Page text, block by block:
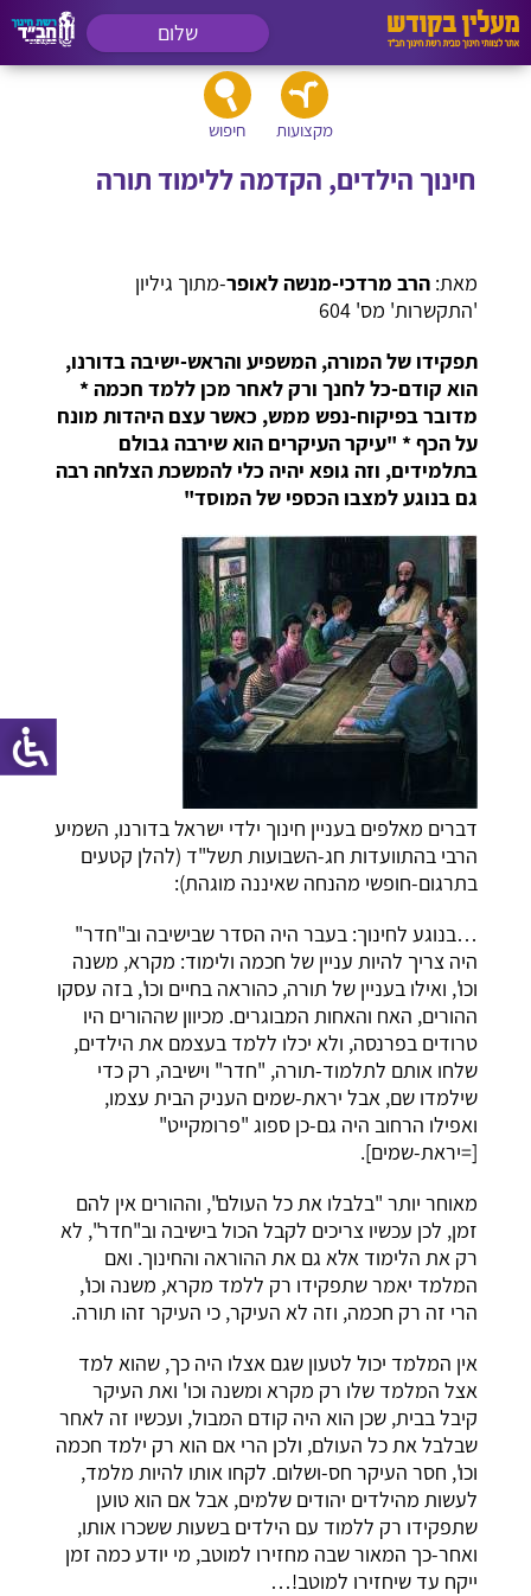
שלום
מקצועות חיפוש
חינוך הילדים, הקדמה ללימוד תורה
מאת: הרב מרדכי-מנשה לאופר-מתוך גיליון
'התקשרות' מס' 604
תפקידו של המורה, המשפיע והראש-ישיבה בדורנו,
הוא קודם-כל לחנך ורק לאחר מכן ללמד חכמה *
מדובר בפיקוח-נפש ממש, כאשר עצם היהדות מונח
על הכף * "עיקר העיקרים הוא שירבה גבולם
בתלמידים, וזה גופא יהיה כלי להמשכת הצלחה רבה
גם בנוגע למצבו הכספי של המוסד"
דברים מאלפים בעניין חינוך ילדי ישראל בדורנו, השמיע
הרבי בהתוועדות חג-השבועות תשל"ד (להלן קטעים
בתרגום-חופשי מהנחה שאיננה מוגהת):
…בנוגע לחינוך: בעבר היה הסדר שבישיבה וב"חדר"
היה צריך להיות עניין של חכמה ולימוד: מקרא, משנה
וכו', ואילו בעניין של תורה, כהוראה בחיים וכו', בזה עסקו
ההורים, האח והאחות המבוגרים. מכיוון שההורים היו
טרודים בפרנסה, ולא יכלו ללמד בעצמם את הילדים,
שלחו אותם לתלמוד-תורה, "חדר" וישיבה, רק כדי
שילמדו שם, אבל יראת-שמים העניק הבית עצמו,
ואפילו הרחוב היה גם-כן ספוג "פרומקייט"
[=יראת-שמים].
מאוחר יותר "בלבלו את כל העולם", וההורים אין להם
זמן, לכן עכשיו צריכים לקבל הכול בישיבה וב"חדר", לא
רק את הלימוד אלא גם את ההוראה והחינוך. ואם
המלמד יאמר שתפקידו רק ללמד מקרא, משנה וכו',
הרי זה רק חכמה, וזה לא העיקר, כי העיקר זהו תורה.
אין המלמד יכול לטעון שגם אצלו היה כך, שהוא למד
אצל המלמד שלו רק מקרא ומשנה וכו' ואת העיקר
קיבל בבית, שכן הוא היה קודם המבול, ועכשיו זה לאחר
שבלבל את כל העולם, ולכן הרי אם הוא רק ילמד חכמה
וכו', חסר העיקר חס-ושלום. לקחו אותו להיות מלמד,
לעשות מהילדים יהודים שלמים, אבל אם הוא טוען
שתפקידו רק ללמוד עם הילדים בשעות ששכרו אותו,
ואחר-כך המאור שבה מחזירו למוטב, מי יודע כמה זמן
ייקח עד שיחזירו למוטב!…